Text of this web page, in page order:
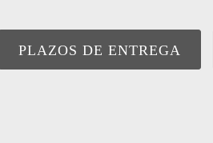
PLAZOS DE ENTREGA